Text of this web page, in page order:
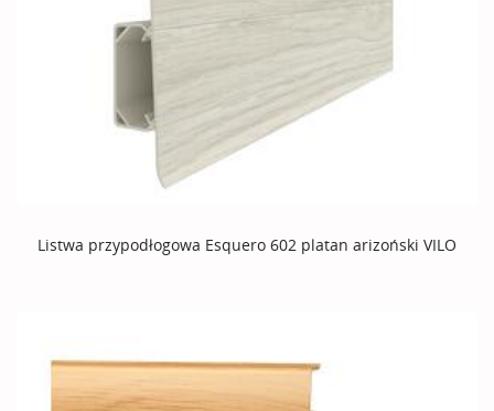
Listwa przypodłogowa Esquero 602 platan arizoński VILO